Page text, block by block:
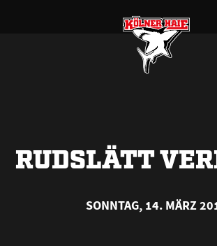
RUDSLÄTT
SONNTAG, 14. MÄRZ